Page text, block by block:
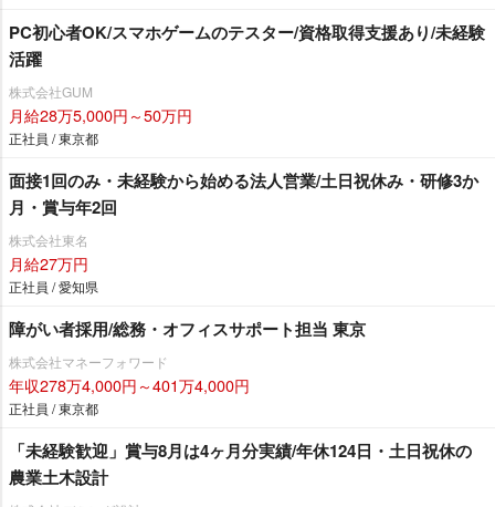
PC初心者OK/スマホゲームのテスター/資格取得支援あり/未経験
活躍
株式会社GUM
月給28万5,000円～50万円
正社員 / 東京都
面接1回のみ・未経験から始める法人営業/土日祝休み・研修3か
月・賞与年2回
株式会社東名
月給27万円
正社員 / 愛知県
障がい者採用/総務・オフィスサポート担当 東京
株式会社マネーフォワード
年収278万4,000円～401万4,000円
正社員 / 東京都
「未経験歓迎」賞与8月は4ヶ月分実績/年休124日・土日祝休の
農業土木設計